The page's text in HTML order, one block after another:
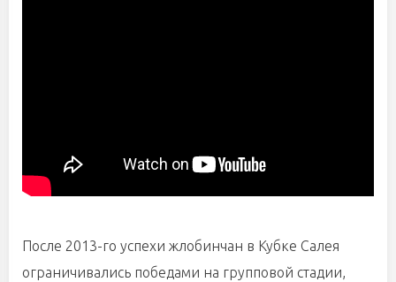
После 2013-го успехи жлобинчан в Кубке Салея
ограничивались победами на групповой стадии,